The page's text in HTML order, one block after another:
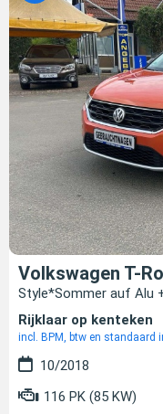
Volkswagen T-
Style*Sommer auf Alu
Rijklaar op kenteken
incl. BPM, btw en standaard
10/2018
116 PK (85 KW)